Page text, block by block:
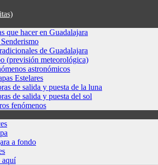
que hacer en Guadalajara
de Guadalajara
(previsión meteorológica)
astronómicos
Estelares
de salida y puesta de la luna
de salida y puesta del sol
fenómenos
a fondo
aquí